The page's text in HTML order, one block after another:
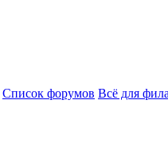
Список форумов Всё для